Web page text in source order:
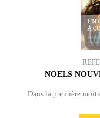
NOËLS
Dans la première